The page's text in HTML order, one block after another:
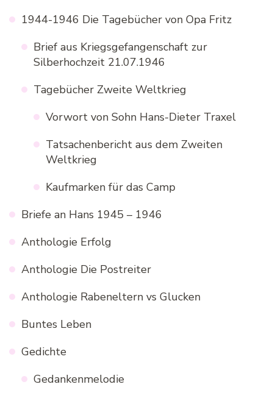
1944-1946 Die Tagebücher von Opa Fritz
Brief aus Kriegsgefangenschaft zur
Silberhochzeit 21.07.1946
Tagebücher Zweite Weltkrieg
Vorwort von Sohn Hans-Dieter Traxel
Tatsachenbericht aus dem Zweiten
Weltkrieg
Kaufmarken für das Camp
Briefe an Hans 1945 – 1946
Anthologie Erfolg
Anthologie Die Postreiter
Anthologie Rabeneltern vs Glucken
Buntes Leben
Gedichte
Gedankenmelodie